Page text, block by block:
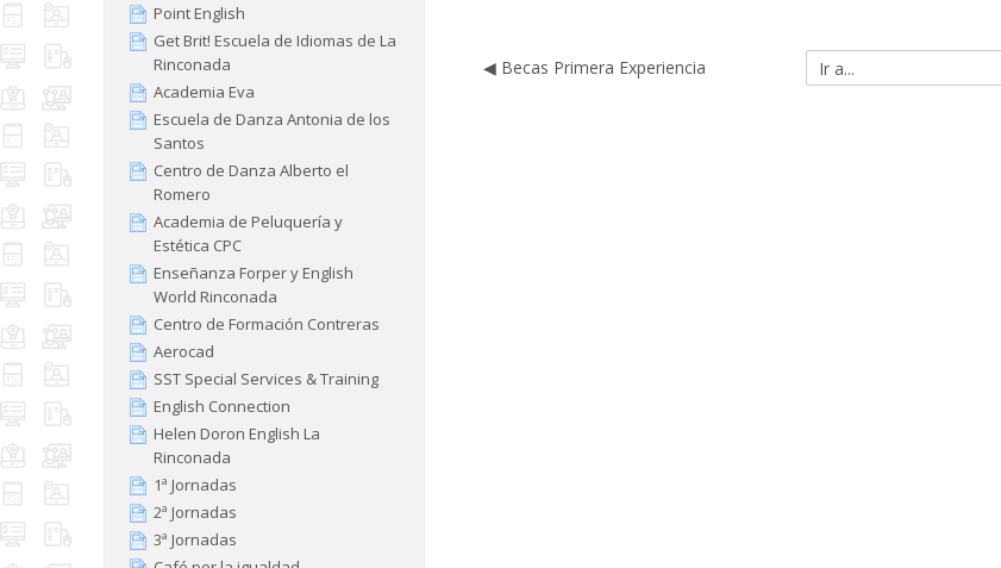
◀︎ Becas Primera Experiencia
Point English
Get Brit! Escuela de Idiomas de La
Rinconada
Academia Eva
Escuela de Danza Antonia de los
Santos
Centro de Danza Alberto el
Romero
Academia de Peluquería y
Estética CPC
Enseñanza Forper y English
World Rinconada
Centro de Formación Contreras
Aerocad
SST Special Services & Training
English Connection
Helen Doron English La
Rinconada
1ª Jornadas
2ª Jornadas
3ª Jornadas